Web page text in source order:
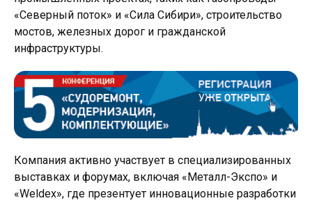
«Северный поток» и «Сила Сибири», строительство
мостов, железных дорог и гражданской
инфраструктуры.
Компания активно участвует в специализированных
выставках и форумах, включая «Металл-Экспо» и
«Weldex», где презентует инновационные разработки